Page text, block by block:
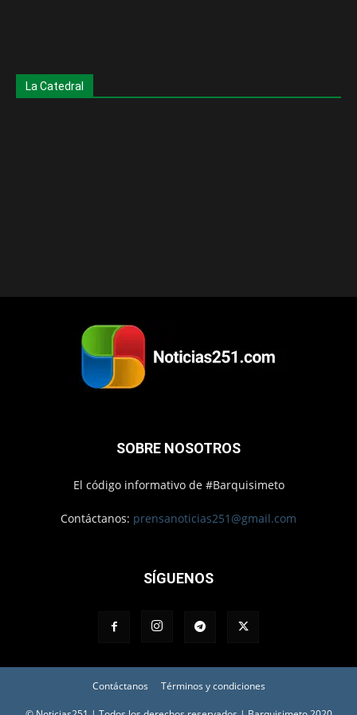
La Catedral
SOBRE NOSOTROS
El código informativo de #Barquisimeto
Contáctanos: prensanoticias251@gmail.com
SÍGUENOS
Contáctanos Términos y condiciones